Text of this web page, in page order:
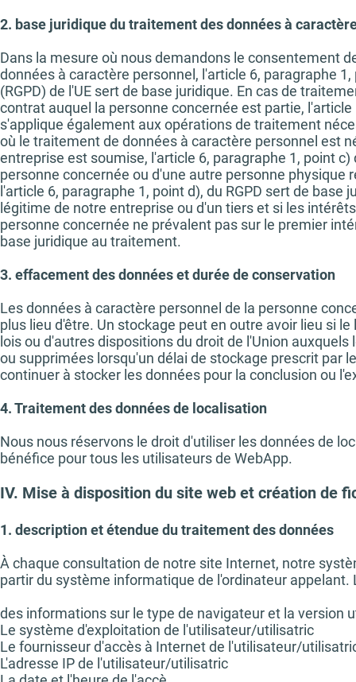
2. base juridique du traitement des données à
Dans la mesure où nous demandons le consentement
données à caractère personnel, l'article 6, paragraphe
(RGPD) de l'UE sert de base juridique. En cas de
contrat auquel la personne concernée est partie,
s'applique également aux opérations de traitement
où le traitement de données à caractère personnel est
entreprise est soumise, l'article 6, paragraphe 1, point
personne concernée ou d'une autre personne
l'article 6, paragraphe 1, point d), du RGPD sert de
légitime de notre entreprise ou d'un tiers et si les
personne concernée ne prévalent pas sur le premier
base juridique au traitement.
3. effacement des données et durée de conservation
Les données à caractère personnel de la personne
plus lieu d'être. Un stockage peut en outre avoir lieu si
lois ou d'autres dispositions du droit de l'Union
ou supprimées lorsqu'un délai de stockage prescrit par
continuer à stocker les données pour la conclusion ou
4. Traitement des données de localisation
Nous nous réservons le droit d'utiliser les données de
bénéfice pour tous les utilisateurs de WebApp.
IV. Mise à disposition du site web et création de
1. description et étendue du traitement des données
À chaque consultation de notre site Internet, notre
partir du système informatique de l'ordinateur
des informations sur le type de navigateur et la version
Le système d'exploitation de l'utilisateur/utilisatric
Le fournisseur d'accès à Internet de l'utilisateur/
L'adresse IP de l'utilisateur/utilisatric